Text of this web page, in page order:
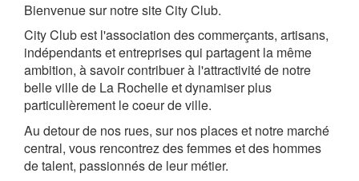
Bienvenue sur notre site City Club.
City Club est l'association des commerçants, artisans,
indépendants et entreprises qui partagent la même
ambition, à savoir contribuer à l'attractivité de notre
belle ville de La Rochelle et dynamiser plus
particulièrement le coeur de ville.
Au detour de nos rues, sur nos places et notre marché
central, vous rencontrez des femmes et des hommes
de talent, passionnés de leur métier.